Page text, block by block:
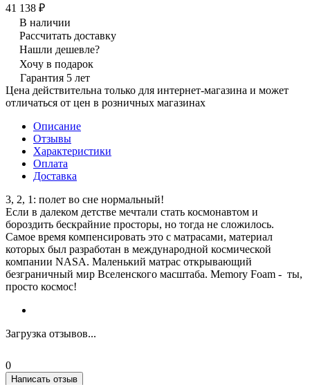
41 138 ₽
В наличии
Рассчитать доставку
Нашли дешевле?
Хочу в подарок
Гарантия 5 лет
Цена действительна только для интернет-магазина и может
отличаться от цен в розничных магазинах
Описание
Отзывы
Характеристики
Оплата
Доставка
3, 2, 1: полет во сне нормальный!
Если в далеком детстве мечтали стать космонавтом и
бороздить бескрайние просторы, но тогда не сложилось.
Самое время компенсировать это с матрасами, материал
которых был разработан в международной космической
компании NASA. Маленький матрас открывающий
безграничный мир Вселенского масштаба. Memory Foam - ты,
просто космос!
Загрузка отзывов...
0
Написать отзыв